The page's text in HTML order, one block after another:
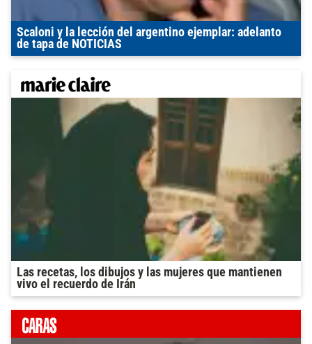
Scaloni y la lección del argentino ejemplar: adelanto
de tapa de NOTICIAS
Las recetas, los dibujos y las mujeres que mantienen
vivo el recuerdo de Irán